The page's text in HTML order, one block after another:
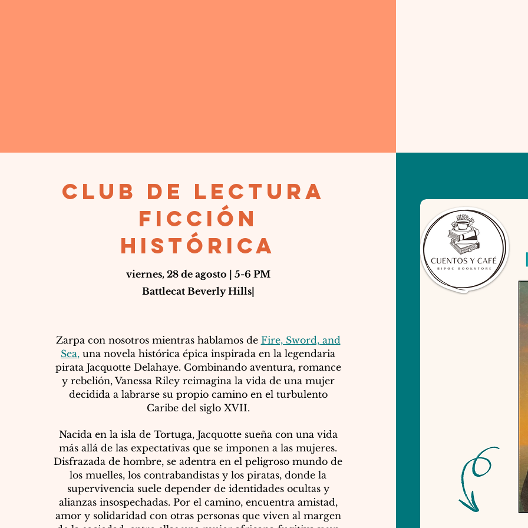
club de lectura
Ficción
histórica
viernes, 28 de agosto | 5-6 PM
Battlecat Beverly Hills|
Zarpa con nosotros mientras hablamos de Fire, Sword, and
Sea, una novela histórica épica inspirada en la legendaria
pirata Jacquotte Delahaye. Combinando aventura, romance
y rebelión, Vanessa Riley reimagina la vida de una mujer
decidida a labrarse su propio camino en el turbulento
Caribe del siglo XVII.​
Nacida en la isla de Tortuga, Jacquotte sueña con una vida
más allá de las expectativas que se imponen a las mujeres.
Disfrazada de hombre, se adentra en el peligroso mundo de
los muelles, los contrabandistas y los piratas, donde la
supervivencia suele depender de identidades ocultas y
alianzas insospechadas. Por el camino, encuentra amistad,
amor y solidaridad con otras personas que viven al margen